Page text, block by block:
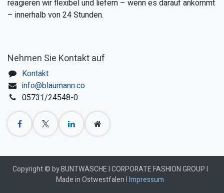
reagieren wir flexibel und liefern – wenn es darauf ankommt
– innerhalb von 24 Stunden.
Nehmen Sie Kontakt auf
Kontakt
info@blaumann.co
05731/24548-0
Copyright © by BUNTWÄSCHE I CORPORATE FASHION GROUP I
Made in Ostwestfalen IImpressum